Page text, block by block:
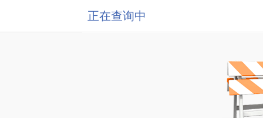
正在查询中